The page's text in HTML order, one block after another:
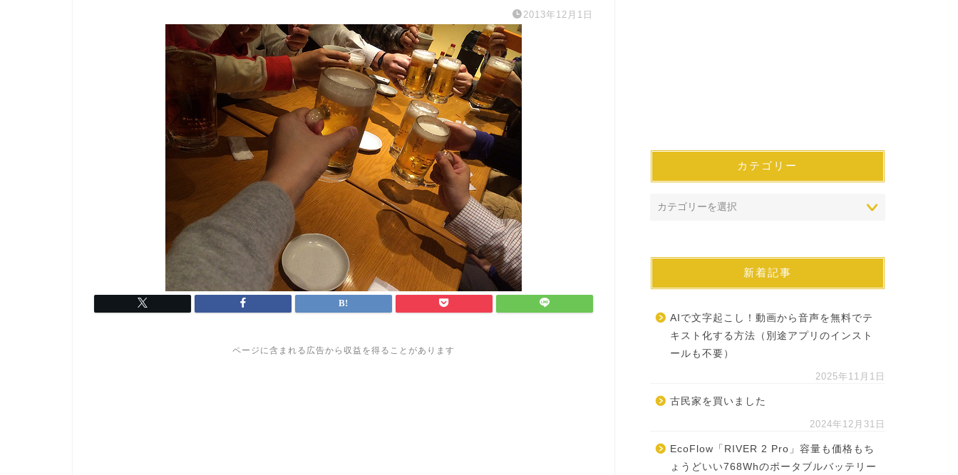
2013年12月1日
ページに含まれる広告から収益を得ることがあります
カテゴリー
新着記事
AIで文字起こし！動画から音声を無料でテ
キスト化する方法（別途アプリのインスト
ールも不要）
2025年11月1日
古民家を買いました
2024年12月31日
EcoFlow「RIVER 2 Pro」容量も価格もち
ょうどいい768Whのポータブルバッテリー